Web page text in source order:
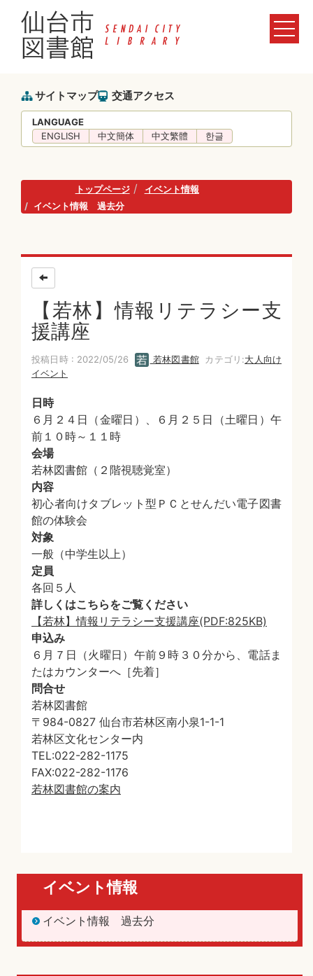
サイトマップ 交通アクセス
LANGUAGE
ENGLISH
中文簡体 中文繁體 한글
トップページ
イベント情報
イベント情報 過去分
【若林】情報リテラシー支
援講座
投稿日時 : 2022/05/26 若林図書館カテゴリ:大人向け
イベント
日時
６月２４日（金曜日）、６月２５日（土曜日）午
前１０時～１１時
会場
若林図書館（２階視聴覚室）
内容
初心者向けタブレット型ＰＣとせんだい電子図書
館の体験会
対象
一般（中学生以上）
定員
各回５人
詳しくはこちらをご覧ください
【若林】情報リテラシー支援講座(PDF:825KB)
申込み
６月７日（火曜日）午前９時３０分から、電話ま
たはカウンターへ［先着］
問合せ
若林図書館
〒984-0827 仙台市若林区南小泉1-1-1
若林区文化センター内
TEL:022-282-1175
FAX:022-282-1176
若林図書館の案内
イベント情報
イベント情報 過去分